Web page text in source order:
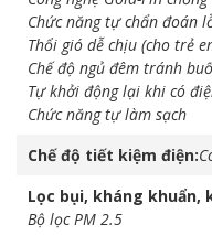
Chức năng tự chẩn đoán
Thổi gió dễ chịu (cho trẻ
Chế độ ngủ đêm tránh
Tự khởi động lại khi có
Chức năng tự làm sạch
Chế độ tiết kiệm điện
Lọc bụi, kháng khuẩn,
Bộ lọc PM 2.5